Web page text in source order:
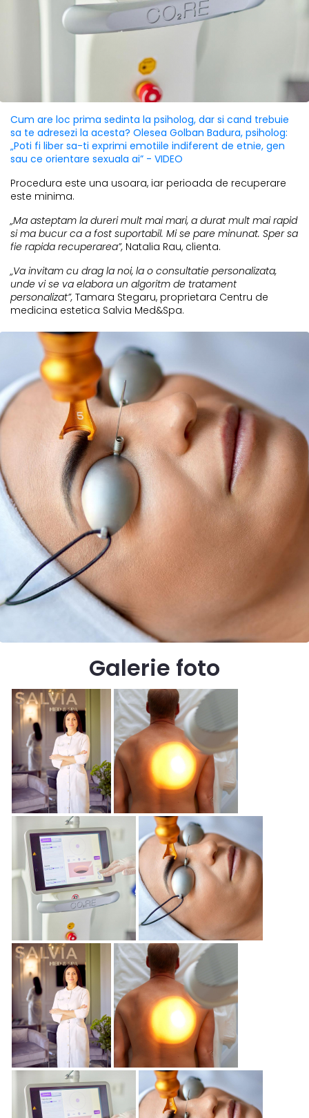
Cum are loc prima sedinta la psiholog, dar si cand trebuie
sa te adresezi la acesta? Olesea Golban Badura, psiholog:
„Poti fi liber sa-ti exprimi emotiile indiferent de etnie, gen
sau ce orientare sexuala ai” - VIDEO
Procedura este una usoara, iar perioada de recuperare
este minima.
„Ma asteptam la dureri mult mai mari, a durat mult mai rapid
si ma bucur ca a fost suportabil. Mi se pare minunat. Sper sa
fie rapida recuperarea”, Natalia Rau, clienta.
„Va invitam cu drag la noi, la o consultatie personalizata,
unde vi se va elabora un algoritm de tratament
personalizat”, Tamara Stegaru, proprietara Centru de
medicina estetica Salvia Med&Spa.
Galerie foto